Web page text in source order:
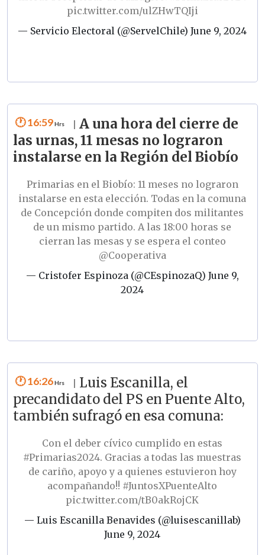
pic.twitter.com/ulZHwTQIji
— Servicio Electoral (@ServelChile)June 9, 2024
16:59
A una hora del cierre de
las urnas, 11 mesas no lograron
instalarse en la Región del Biobío
Primarias en el Biobío: 11 meses no lograron
instalarse en esta elección. Todas en la comuna
de Concepción donde compiten dos militantes
de un mismo partido. A las 18:00 horas se
cierran las mesas y se espera el conteo
@Cooperativa
— Cristofer Espinoza (@CEspinozaQ) June 9,
2024
16:26
Luis Escanilla, el
precandidato del PS en Puente Alto,
también sufragó en esa comuna:
Con el deber cívico cumplido en estas
#Primarias2024. Gracias a todas las muestras
de cariño, apoyo y a quienes estuvieron hoy
acompañando!! #JuntosXPuenteAlto
pic.twitter.com/tB0akRojCK
— Luis Escanilla Benavides (@luisescanillab)
June 9, 2024